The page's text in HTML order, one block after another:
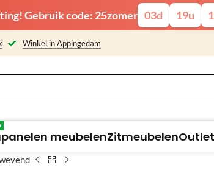
Gebruik code: 25zomer 03d 19u
Winkel in Appingedam
meubelenZitmeubelenOutlet